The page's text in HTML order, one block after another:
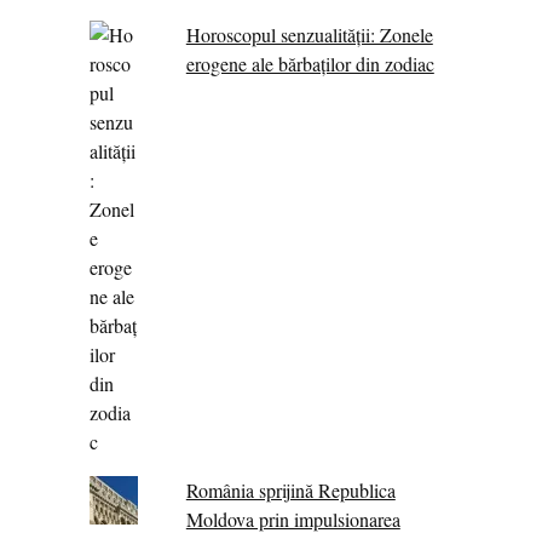
Horoscopul senzualității: Zonele
erogene ale bărbaților din zodiac
România sprijină Republica
Moldova prin impulsionarea